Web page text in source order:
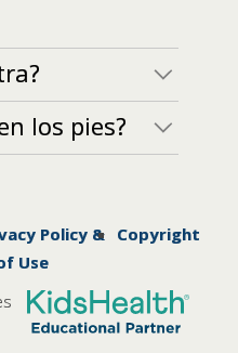
los pies?
Policy &
Use
Copyright